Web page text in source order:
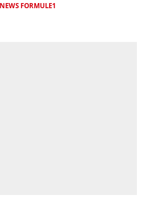
NEWS FORMULE1